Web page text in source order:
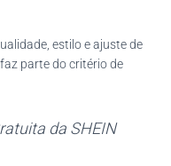
estilo e ajuste de
parte do critério de
da SHEIN